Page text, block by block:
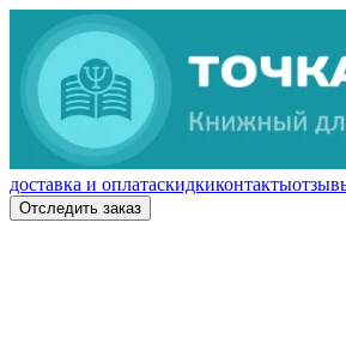
доставка и оплатаскидкиконтакты
Отследить заказ